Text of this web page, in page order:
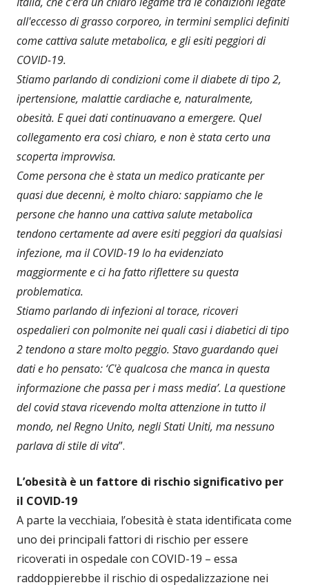
all'eccesso di grasso corporeo, in termini semplici definiti
come cattiva salute metabolica, e gli esiti peggiori di
COVID-19.
Stiamo parlando di condizioni come il diabete di tipo 2,
ipertensione, malattie cardiache e, naturalmente,
obesità. E quei dati continuavano a emergere. Quel
collegamento era così chiaro, e non è stata certo una
scoperta improvvisa.
Come persona che è stata un medico praticante per
quasi due decenni, è molto chiaro: sappiamo che le
persone che hanno una cattiva salute metabolica
tendono certamente ad avere esiti peggiori da qualsiasi
infezione, ma il COVID-19 lo ha evidenziato
maggiormente e ci ha fatto riflettere su questa
problematica.
Stiamo parlando di infezioni al torace, ricoveri
ospedalieri con polmonite nei quali casi i diabetici di tipo
2 tendono a stare molto peggio. Stavo guardando quei
dati e ho pensato: ‘C'è qualcosa che manca in questa
informazione che passa per i mass media’. La questione
del covid stava ricevendo molta attenzione in tutto il
mondo, nel Regno Unito, negli Stati Uniti, ma nessuno
parlava di stile di vita”.
L’obesità è un fattore di rischio significativo per
il COVID-19
A parte la vecchiaia, l’obesità è stata identificata come
uno dei principali fattori di rischio per essere
ricoverati in ospedale con COVID-19 – essa
raddoppierebbe il rischio di ospedalizzazione nei